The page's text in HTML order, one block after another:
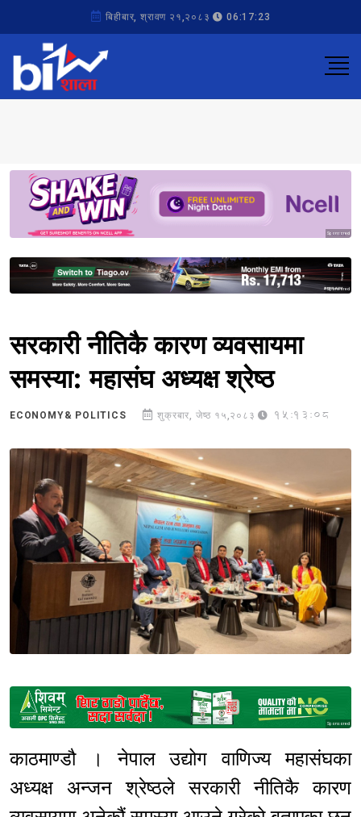
बिहीबार, श्रावण २१,२०८३ 06:17:23
Sponsored
Sponsored
सरकारी नीतिकै कारण व्यवसायमा
समस्या: महासंघ अध्यक्ष श्रेष्ठ
ECONOMY& POLITICS शुक्रबार, जेष्ठ १५,२०८३ 15:13:08
Sponsored
काठमाण्डौ । नेपाल उद्योग वाणिज्य महासंघका
अध्यक्ष अन्जन श्रेष्ठले सरकारी नीतिकै कारण